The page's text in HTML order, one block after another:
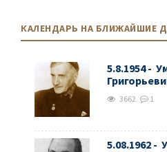
КАЛЕНДАРЬ НА БЛИЖАЙШИЕ
5.8.1954 -
3662 1
5.08.1962 -